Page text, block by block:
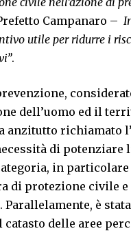
Campanaro –
utile per ridurre i
.
dell’uomo ed il
anzitutto richiamato
di potenziare
in
di protezione civile
Parallelamente, è
delle aree